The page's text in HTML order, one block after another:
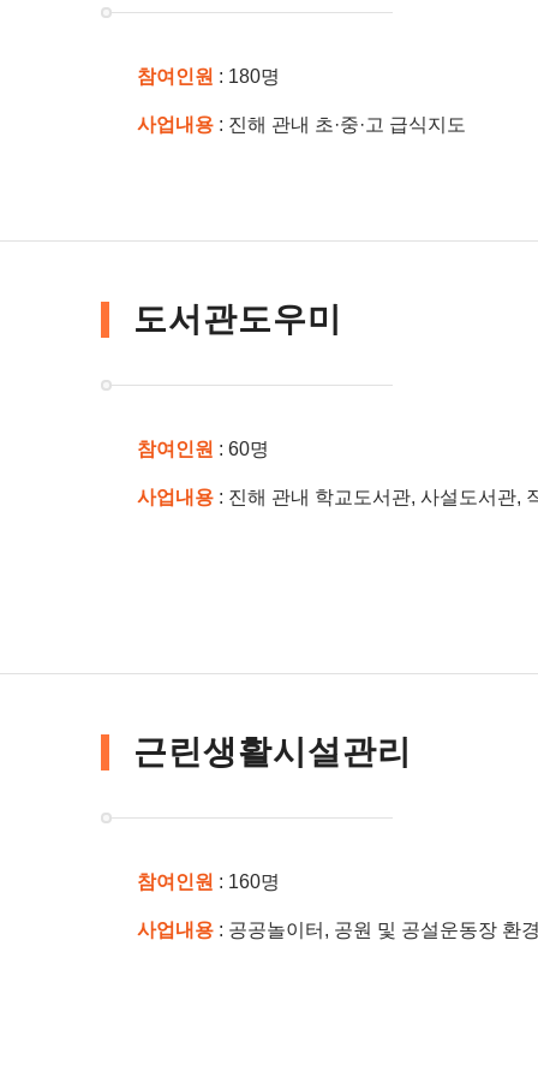
참여인원 : 180명
사업내용: 진해 관내 초·중·고 급식지도
도서관도우미
참여인원 : 60명
사업내용: 진해 관내 학교도서관, 사설도서관,
근린생활시설관리
참여인원 : 160명
사업내용: 공공놀이터, 공원 및 공설운동장 환